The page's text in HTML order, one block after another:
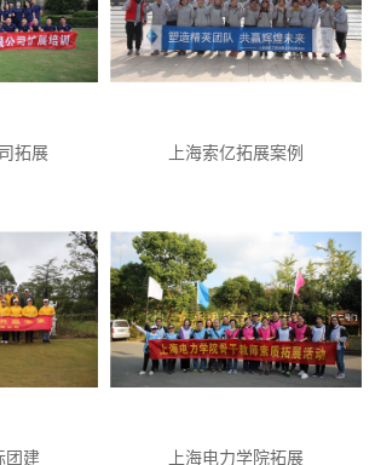
拓展 上海索亿拓展案例
团建 上海电力学院拓展